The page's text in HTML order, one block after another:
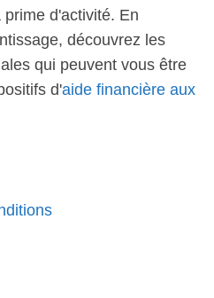
d'activité. En
découvrez les
qui peuvent vous être
d'aide financière aux